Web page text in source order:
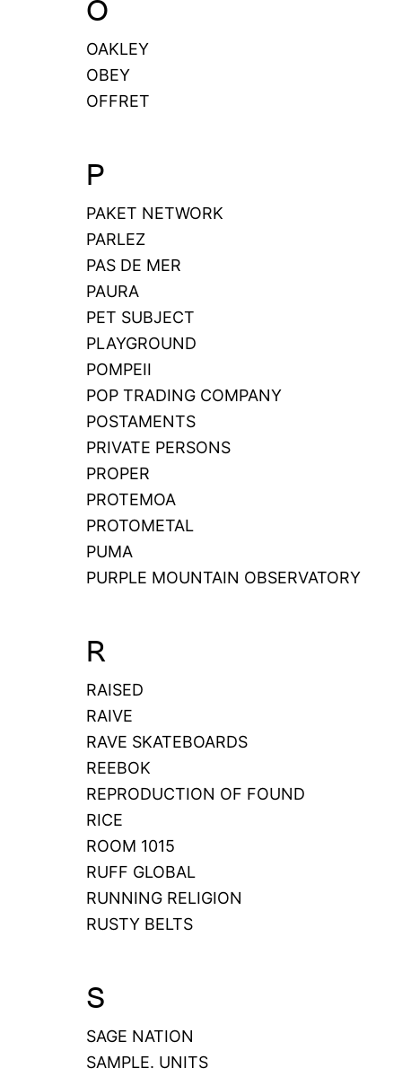
O
OAKLEY
OBEY
OFFRET
P
PAKET NETWORK
PARLEZ
PAS DE MER
PAURA
PET SUBJECT
PLAYGROUND
POMPEII
POP TRADING COMPANY
POSTAMENTS
PRIVATE PERSONS
PROPER
PROTEMOA
PROTOMETAL
PUMA
PURPLE MOUNTAIN OBSERVATORY
R
RAISED
RAIVE
RAVE SKATEBOARDS
REEBOK
REPRODUCTION OF FOUND
RICE
ROOM 1015
RUFF GLOBAL
RUNNING RELIGION
RUSTY BELTS
S
SAGE NATION
SAMPLE. UNITS